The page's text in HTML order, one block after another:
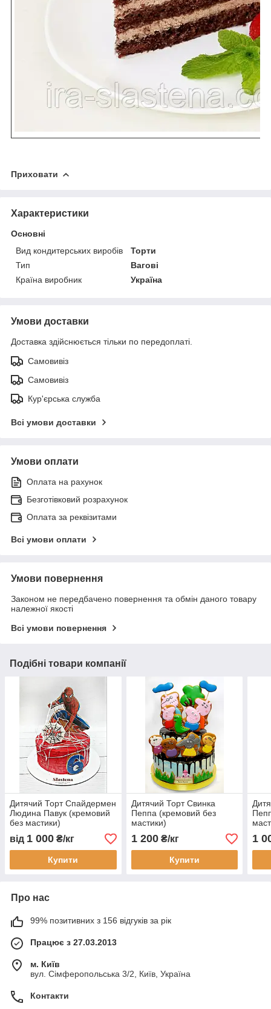
Приховати
Характеристики
Основні
Вид кондитерських виробів
Торти
Тип
Вагові
Країна виробник
Україна
Умови доставки
Доставка здійснюється тільки по передоплаті.
Самовивіз
Самовивіз
Кур'єрська служба
Всі умови доставки
Умови оплати
Оплата на рахунок
Безготівковий розрахунок
Оплата за реквізитами
Всі умови оплати
Умови повернення
Законом не передбачено повернення та обмін даного товару
належної якості
Всі умови повернення
Подібні товари компанії
Дитячий Торт Спайдермен
Людина Павук (кремовий
без мастики)
від 1 000 ₴/кг
Купити
Дитячий Торт Свинка
Пеппа (кремовий без
мастики)
1 200₴/кг
Купити
1
Про нас
99% позитивних з 156 відгуків за рік
Працює з 27.03.2013
м. Київ
вул. Сімферопольська 3/2, Київ, Україна
Контакти